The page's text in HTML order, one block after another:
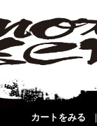
カートをみる